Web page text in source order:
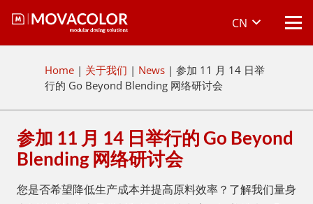
CN
Home | 关于我们 | News | 参加 11 月 14 日举
行的 Go Beyond Blending 网络研讨会
参加 11 月 14 日举行的 Go Beyond
Blending 网络研讨会
您是否希望降低生产成本并提高原料效率？了解我们量身